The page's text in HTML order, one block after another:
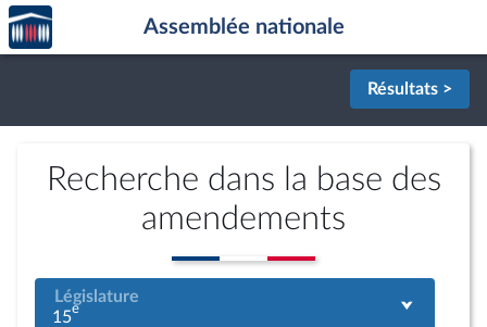
Aller au contenu
Aller en bas de la page
Accèder
à la
page
Assemblée nationale
Résultats >
Recherche dans la base des
amendements
Législature
15e